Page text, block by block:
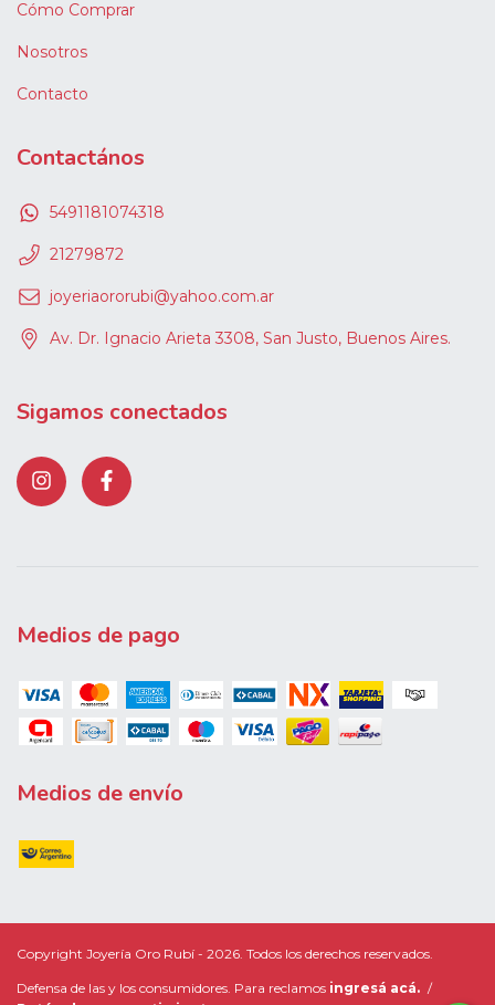
Cómo Comprar
Nosotros
Contacto
Contactános
5491181074318
21279872
joyeriaororubi@yahoo.com.ar
Av. Dr. Ignacio Arieta 3308, San Justo, Buenos Aires.
Sigamos conectados
Medios de pago
Medios de envío
Copyright Joyería Oro Rubí - 2026. Todos los derechos reservados.
Defensa de las y los consumidores. Para reclamos ingresá acá. /